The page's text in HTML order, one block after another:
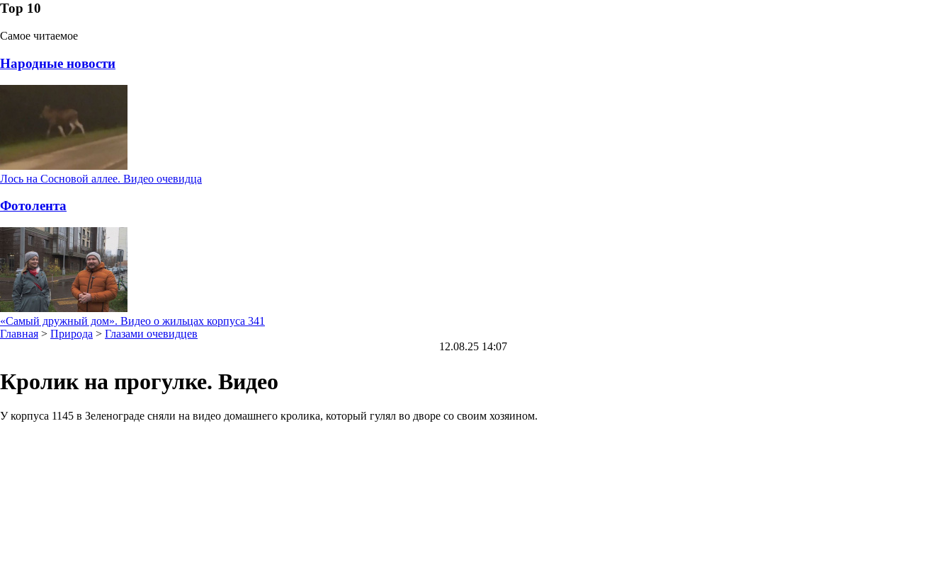
Тор 10
Самое читаемое
Народные новости
Лось на Сосновой аллее. Видео очевидца
Фотолента
«Самый дружный дом». Видео о жильцах корпуса 341
Главная > Природа > Глазами очевидцев
12.08.25 14:07
Кролик на прогулке. Видео
У корпуса 1145 в Зеленограде сняли на видео домашнего кролика, который гулял во дворе со своим хозяином.